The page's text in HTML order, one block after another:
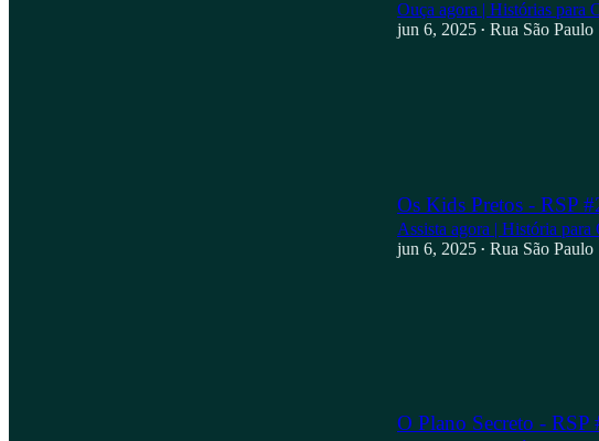
Ouça agora | Histórias para
jun 6, 2025 • Rua São Paulo
Os Kids Pretos - RSP
Assista agora | História
jun 6, 2025 • Rua São Paulo
O Plano Secreto - RSP